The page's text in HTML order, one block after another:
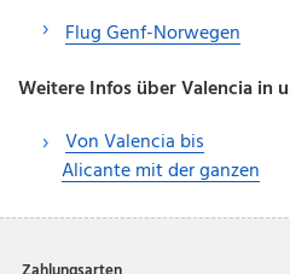
Flug Genf-Norwegen
Weitere Infos über Valencia in
Von Valencia bis
Alicante mit der ganzen